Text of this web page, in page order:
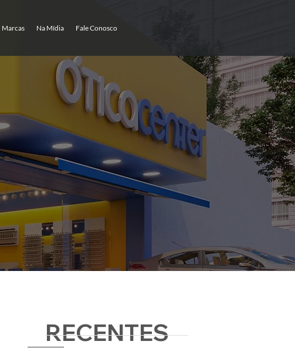
Marcas Na Mídia Fale Conosco
RECENTES